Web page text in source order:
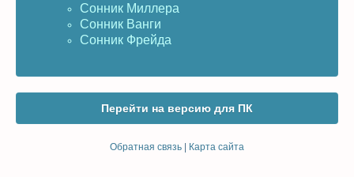
Сонник Миллера
Сонник Ванги
Сонник Фрейда
Перейти на версию для ПК
Обратная связь Карта сайта